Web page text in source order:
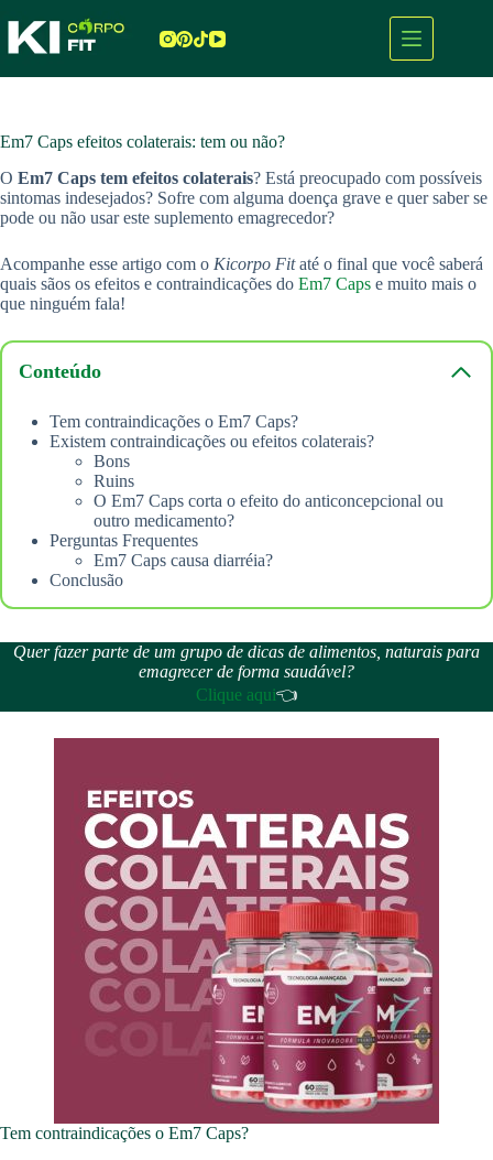
para
Em7 Caps efeitos colaterais: tem ou não?
O Em7 Caps tem efeitos colaterais? Está preocupado com possíveis
sintomas indesejados? Sofre com alguma doença grave e quer saber se
pode ou não usar este suplemento emagrecedor?
Acompanhe esse artigo com o Kicorpo Fitaté o final que você saberá
quais sãos os efeitos e contraindicações do Em7 Caps e muito mais o
que ninguém fala!
Conteúdo
Tem contraindicações o Em7 Caps?
Existem contraindicações ou efeitos colaterais?
Bons
Ruins
O Em7 Caps corta o efeito do anticoncepcional ou
outro medicamento?
Perguntas Frequentes
Em7 Caps causa diarréia?
Conclusão
Quer fazer parte de um grupo de dicas de alimentos, naturais para
emagrecer de forma saudável?
Clique aqui👈
Tem contraindicações o Em7 Caps?